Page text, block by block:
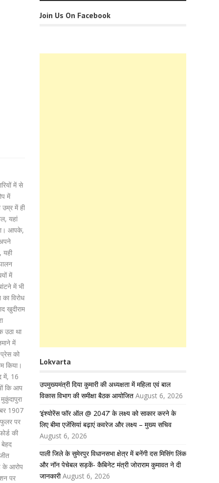
में से
में
में ही
यहां
आपके,
यही
में
में भी
विरोध
खुदीराम
उठा था
में
को
किया।
में, 16
कि आप
1907
पर
की
बेहद
के आरोप
पर
Join Us On Facebook
Lokvarta
उपमुख्यमंत्री दिया कुमारी की अध्यक्षता में महिला एवं बाल
विकास विभाग की समीक्षा बैठक आयोजित August 6, 2026
‘इंश्योरेंस फॉर ऑल @ 2047’ के लक्ष्य को साकार करने के
लिए बीमा एजेंसियां बढ़ाएं कवरेज और लक्ष्य – मुख्य सचिव
August 6, 2026
पाली जिले के सुमेरपुर विधानसभा क्षेत्र में बनेंगी दस मिसिंग लिंक
और नॉन पेचेबल सड़कें- कैबिनेट मंत्री जोराराम कुमावत ने दी
जानकारी August 6, 2026